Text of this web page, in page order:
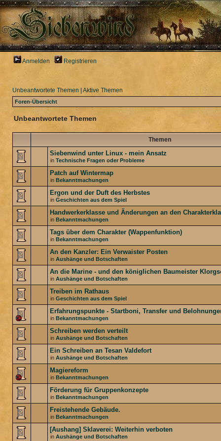
Anmelden Registrieren
Unbeantwortete Themen Aktive Themen
Foren-Übersicht
Unbeantwortete Themen
Themen
Siebenwind unter Linux - mein Ansatz
in Technische Fragen oder Probleme
Patch auf Wintermap
in Bekanntmachungen
Ergon und der Duft des Herbstes
in Geschichten aus dem Spiel
Handwerkerklasse und Änderungen an den
in Bekanntmachungen
Tags über dem Charakter (Wappenfunktion)
in Bekanntmachungen
An den Kanzler: Ein Verwaister Posten
in Aushänge und Botschaften
An die Marine - und den königlichen Baumeister
in Aushänge und Botschaften
Treiben im Rathaus
in Geschichten aus dem Spiel
Erfahrungspunkte - Startboni, Transfer und
in Bekanntmachungen
Schreiben werden verteilt
in Aushänge und Botschaften
Ein Schreiben an Tesan Valdefort
in Aushänge und Botschaften
Magiereform
in Bekanntmachungen
Förderung für Gruppenkonzepte
in Bekanntmachungen
Freistehende Gebäude.
in Bekanntmachungen
[Aushang] Sklaverei: Weiterhin verboten
in Aushänge und Botschaften